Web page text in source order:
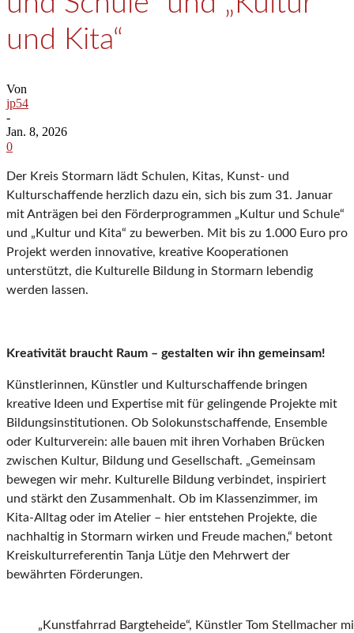
und Kita“
Von
jp54
-
Jan. 8, 2026
0
Der Kreis Stormarn lädt Schulen, Kitas, Kunst- und
Kulturschaffende herzlich dazu ein, sich bis zum 31. Januar
mit Anträgen bei den Förderprogrammen „Kultur und Schule“
und „Kultur und Kita“ zu bewerben. Mit bis zu 1.000 Euro pro
Projekt werden innovative, kreative Kooperationen
unterstützt, die Kulturelle Bildung in Stormarn lebendig
werden lassen.
Kreativität braucht Raum – gestalten wir ihn gemeinsam!
Künstlerinnen, Künstler und Kulturschaffende bringen
kreative Ideen und Expertise mit für gelingende Projekte mit
Bildungsinstitutionen. Ob Solokunstschaffende, Ensemble
oder Kulturverein: alle bauen mit ihren Vorhaben Brücken
zwischen Kultur, Bildung und Gesellschaft. „Gemeinsam
bewegen wir mehr. Kulturelle Bildung verbindet, inspiriert
und stärkt den Zusammenhalt. Ob im Klassenzimmer, im
Kita-Alltag oder im Atelier – hier entstehen Projekte, die
nachhaltig in Stormarn wirken und Freude machen,“ betont
Kreiskulturreferentin Tanja Lütje den Mehrwert der
bewährten Förderungen.
„Kunstfahrrad Bargteheide“, Künstler Tom Stellmacher